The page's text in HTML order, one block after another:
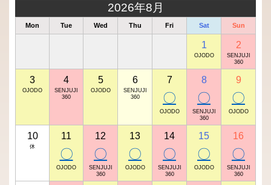
2026年8月
Mon Tue Wed Thu Fri Sat Sun
1
OJODO
2
SENJUJI
360
3
OJODO
4
SENJUJI
360
5
OJODO
6
SENJUJI
360
7
〇
OJODO
8
〇
SENJUJI
360
9
〇
OJODO
10
休
11
〇
OJODO
12
〇
SENJUJI
360
13
〇
OJODO
14
〇
SENJUJI
360
15
〇
OJODO
16
〇
SENJUJI
360